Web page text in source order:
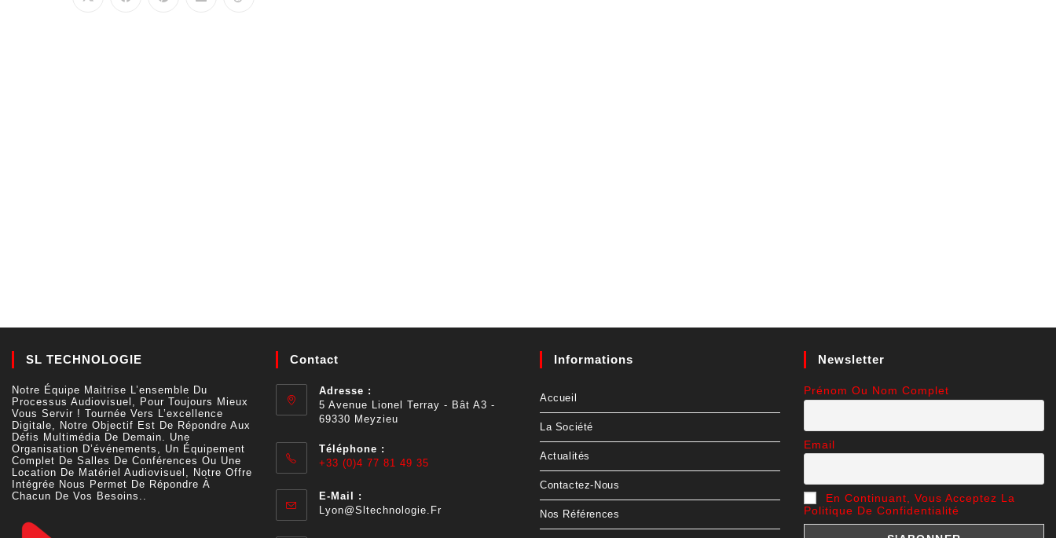
SL TECHNOLOGIE
Notre Équipe Maitrise L’ensemble Du
Processus Audiovisuel, Pour Toujours Mieux
Vous Servir ! Tournée Vers L’excellence
Digitale, Notre Objectif Est De Répondre Aux
Défis Multimédia De Demain. Une
Organisation D’événements, Un Équipement
Complet De Salles De Conférences Ou Une
Location De Matériel Audiovisuel, Notre Offre
Intégrée Nous Permet De Répondre À
Chacun De Vos Besoins..
Contact
Adresse :
5 Avenue Lionel Terray - Bât A3 -
69330 Meyzieu
Téléphone :
+33 (0)4 77 81 49 35
E-Mail :
Lyon@sltechnologie.fr
Informations
Accueil
La Société
Actualités
Contactez-Nous
Nos Références
Newsletter
Prénom Ou Nom Complet
Email
En Continuant, Vous Acceptez La
Politique De Confidentialité